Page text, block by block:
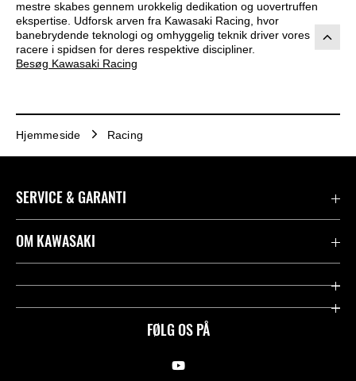
mestre skabes gennem urokkelig dedikation og uovertruffen
ekspertise. Udforsk arven fra Kawasaki Racing, hvor
banebrydende teknologi og omhyggelig teknik driver vores
racere i spidsen for deres respektive discipliner.
Besøg Kawasaki Racing
Hjemmeside Racing
FØLG OS PÅ
SERVICE & GARANTI
Kontakt
OM KAWASAKI
Mission & værdier